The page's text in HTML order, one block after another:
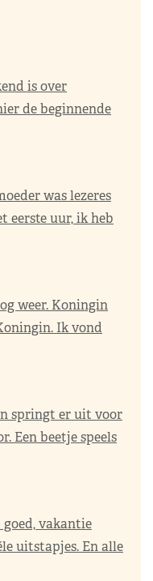
is over
de beginnende
was lezeres
eerste uur, ik heb
weer. Koningin
Ik vond
springt er uit voor
Een beetje speels
vakantie
uitstapjes. En alle